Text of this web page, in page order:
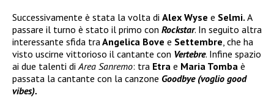
Successivamente è stata la volta di Alex Wyse e Selmi. A
passare il turno è stato il primo con Rockstar. In seguito altra
interessante sfida traAngelica Bove e Settembre, che ha
visto uscirne vittorioso il cantante con Vertebre. Infine spazio
ai due talenti diArea Sanremo: tra Etra e Maria Tomba è
passata la cantante con la canzone Goodbye (voglio good
vibes).